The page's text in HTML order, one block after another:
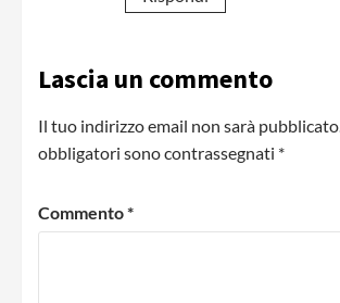
Lascia un commento
Il tuo indirizzo email non sarà pubblicato.
obbligatori sono contrassegnati *
Commento*